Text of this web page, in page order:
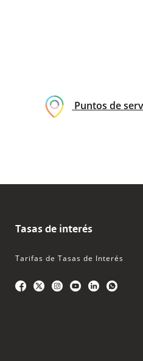
Puntos de
Tasas de interés
Tarifas de Tasas de Interés